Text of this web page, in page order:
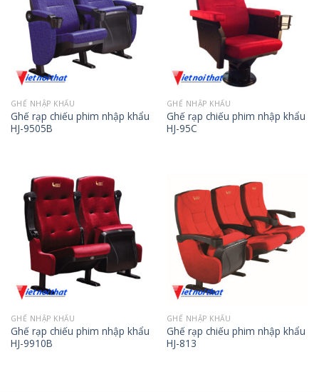
GHẾ NHẬP KHẨU
Ghế rạp chiếu phim nhập khẩu
HJ-9505B
GHẾ NHẬP KHẨU
Ghế rạp chiếu phim nhập khẩu
HJ-95C
GHẾ NHẬP KHẨU
Ghế rạp chiếu phim nhập khẩu
HJ-9910B
GHẾ NHẬP KHẨU
Ghế rạp chiếu phim nhập khẩu
HJ-813